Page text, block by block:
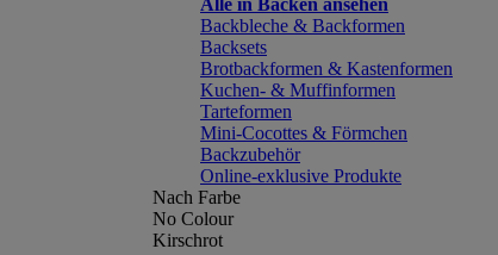
Alle in Backen ansehen
Backbleche & Backformen
Backsets
Brotbackformen & Kastenformen
Kuchen- & Muffinformen
Tarteformen
Mini-Cocottes & Förmchen
Backzubehör
Online-exklusive Produkte
Nach Farbe
No Colour
Kirschrot